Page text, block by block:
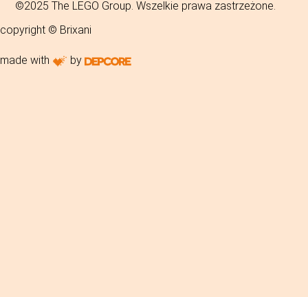
©2025 The LEGO Group. Wszelkie prawa zastrzeżone.
copyright © Brixani
made with by